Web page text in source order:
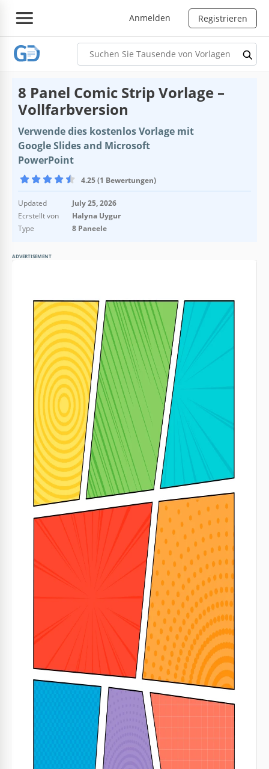
Anmelden Registrieren
8 Panel Comic Strip Vorlage –
Vollfarbversion
Verwende dies kostenlos Vorlage mit
Google Slides and Microsoft
PowerPoint
4.25 (1 Bewertungen)
Updated
July 25, 2026
Ecrstellt von
Halyna Uygur
Type
8 Paneele
ADVERTISEMENT